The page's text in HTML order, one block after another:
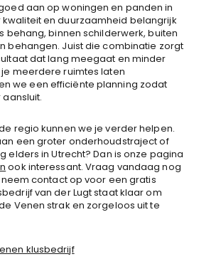
aan op woningen en panden in
kwaliteit en duurzaamheid belangrijk
behang, binnen schilderwerk, buiten
behangen. Juist die combinatie zorgt
dat lang meegaat en minder
meerdere ruimtes laten
we een efficiënte planning zodat
regio kunnen we je verder helpen.
een groter onderhoudstraject of
elders in Utrecht? Dan is onze pagina
ook interessant. Vraag vandaag nog
contact op voor een gratis
van der Lugt staat klaar om
Venen strak en zorgeloos uit te
klusbedrijf